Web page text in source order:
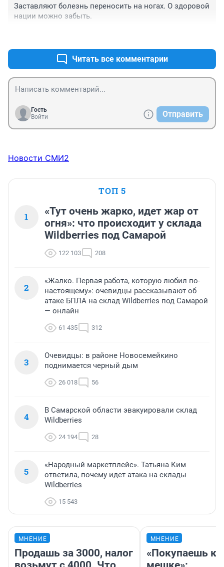
Заставляют болезнь переносить на ногах. О здоровой
нации можно забыть.
Читать все комментарии
Гость
Войти
Отправить
Новости СМИ2
ТОП 5
1
«Тут очень жарко, идет жар от
огня»: что происходит у склада
Wildberries под Самарой
122 103 208
2
«Жалко. Первая работа, которую любил по-
настоящему»: очевидцы рассказывают об
атаке БПЛА на склад Wildberries под Самарой
— онлайн
61 435 312
3
Очевидцы: в районе Новосемейкино
поднимается черный дым
26 018 56
4
В Самарской области эвакуировали склад
Wildberries
24 194 28
5
«Народный маркетплейс». Татьяна Ким
ответила, почему идет атака на склады
Wildberries
15 543
МНЕНИЕ
Продашь за 3000, налог
МНЕНИЕ
«Покупаешь